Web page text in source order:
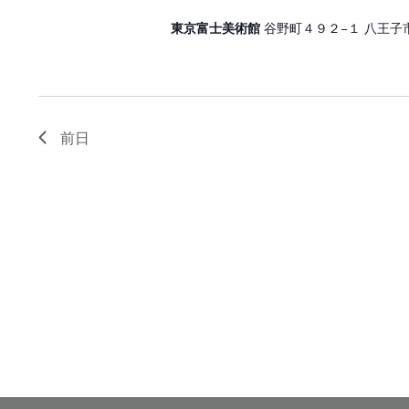
東京富士美術館谷野町４９２−１ 八王子
前日